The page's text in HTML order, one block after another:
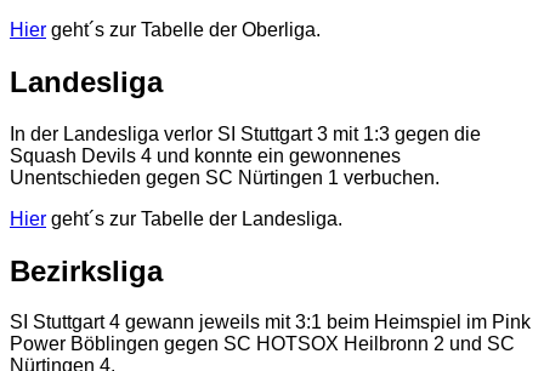
Hier geht´s zur Tabelle der Oberliga.
Landesliga
In der Landesliga verlor SI Stuttgart 3 mit 1:3 gegen die
Squash Devils 4 und konnte ein gewonnenes
Unentschieden gegen SC Nürtingen 1 verbuchen.
Hier geht´s zur Tabelle der Landesliga.
Bezirksliga
SI Stuttgart 4 gewann jeweils mit 3:1 beim Heimspiel im Pink
Power Böblingen gegen SC HOTSOX Heilbronn 2 und SC
Nürtingen 4.